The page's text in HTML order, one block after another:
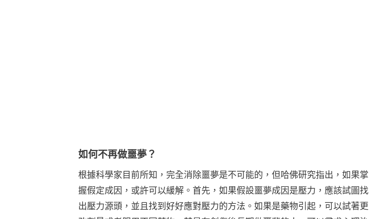
如何不再做噩夢？
根據科學家目前所知，完全消除噩夢是不可能的，但哈佛研究指出，如果掌
握假定成因，或許可以緩解。首先，如果假設噩夢成因是壓力，應該試圖找
出壓力源頭，並且找到好好應對壓力的方法。如果是藥物引起，可以試著更